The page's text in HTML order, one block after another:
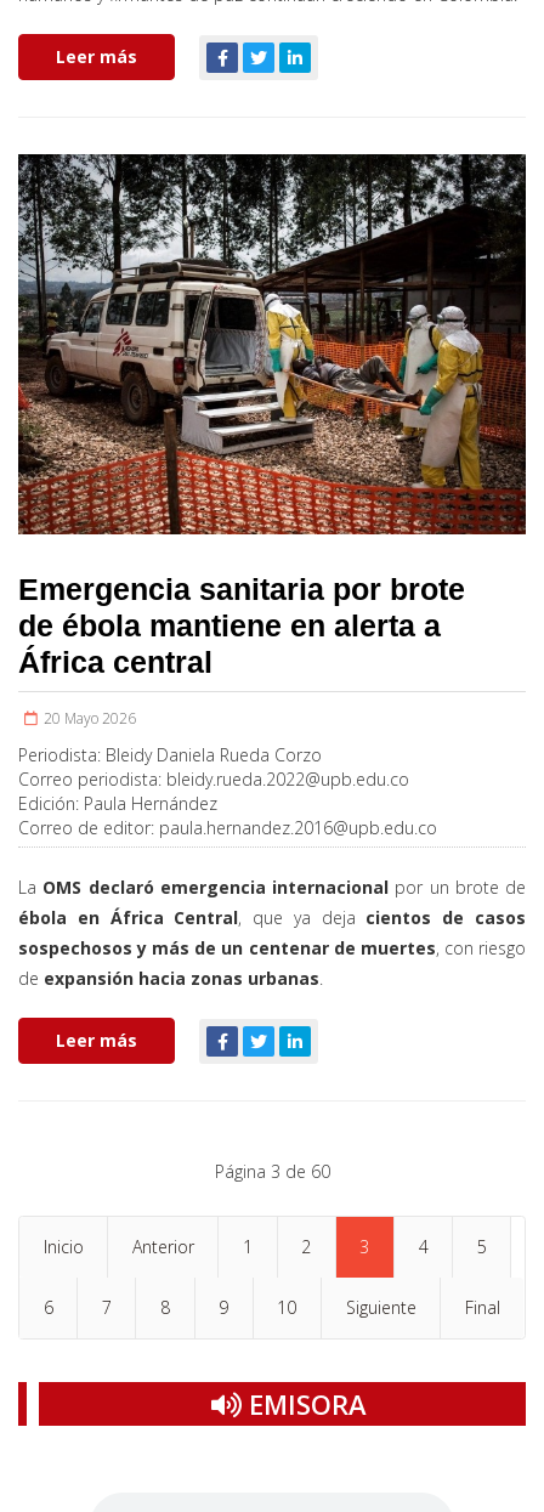
Leer más
Emergencia sanitaria por brote
de ébola mantiene en alerta a
África central
20 Mayo 2026
Periodista: Bleidy Daniela Rueda Corzo
Correo periodista: bleidy.rueda.2022@upb.edu.co
Edición: Paula Hernández
Correo de editor: paula.hernandez.2016@upb.edu.co
La OMS declaró emergencia internacional por un brote de
ébola en África Central, que ya deja cientos de casos
sospechosos y más de un centenar de muertes, con riesgo
de expansión hacia zonas urbanas.
Leer más
Página 3 de 60
Inicio Anterior 1 2 3 4 5
6 7 8 9 10 Siguiente Final
EMISORA